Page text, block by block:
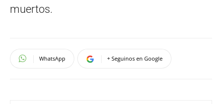
muertos.
WhatsApp + Seguinos en Google